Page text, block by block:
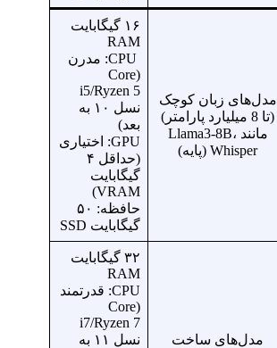
مدل‌های زبان کوچک
(تا 8 میلیارد پارامتر)
مانند Llama3-8B،
Whisper (پایه)
۱۶ گیگابایت
RAM
CPU: مدرن
(Core
i5/Ryzen 5
نسل ۱۰ به
بعد)
GPU: اختیاری
(حداقل ۴
گیگابایت
VRAM)
حافظه: ۵۰
گیگابایت SSD
مدل‌های ساخت
۳۲ گیگابایت
RAM
CPU: قدرتمند
(Core
i7/Ryzen 7
نسل ۱۱ به